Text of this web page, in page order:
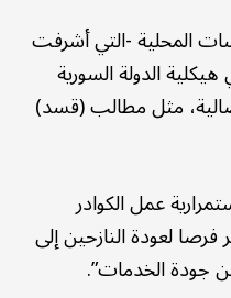
المحلية -التي أشرفت
الدولة السورية
مثل مطالب (قسد)
عمل الكوادر
لعودة النازحين إلى
جودة الخدمات”.